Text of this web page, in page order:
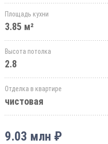
Площадь кухни
3.85 м²
Высота потолка
2.8
Отделка в квартире
чистовая
9.03 млн ₽